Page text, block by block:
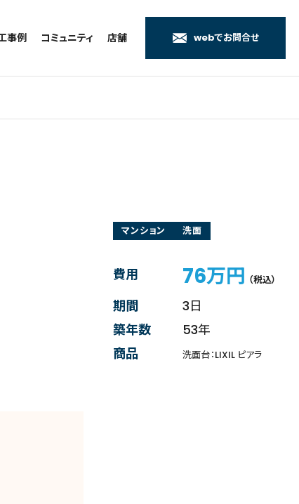
事例
トイレの施工事例
キッチンの施工事例
コミュニティ
アルブル通信
ブログ
店舗
墨田店
日本橋店
webでお問合せ
マンション 洗面
費用 76万円 （税込）
期間
3日
築年数
53年
商品
洗面台：LIXIL ピアラ